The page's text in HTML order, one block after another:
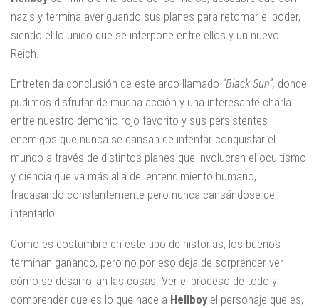
nazis y termina averiguando sus planes para retomar el poder,
siendo él lo único que se interpone entre ellos y un nuevo
Reich.
Entretenida conclusión de este arco llamado “Black Sun”, donde
pudimos disfrutar de mucha acción y una interesante charla
entre nuestro demonio rojo favorito y sus persistentes
enemigos que nunca se cansan de intentar conquistar el
mundo a través de distintos planes que involucran el ocultismo
y ciencia que va más allá del entendimiento humano,
fracasando constantemente pero nunca cansándose de
intentarlo.
Como es costumbre en este tipo de historias, los buenos
terminan ganando, pero no por eso deja de sorprender ver
cómo se desarrollan las cosas. Ver el proceso de todo y
comprender que es lo que hace a Hellboy el personaje que es,